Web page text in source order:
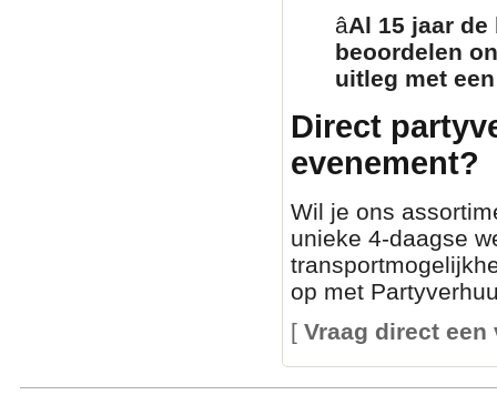
â­Al 15 jaar
beoordelen
uitleg met
Direct
evenement?
Wil je ons
unieke 4-daagse
op met
[ Vraag direct